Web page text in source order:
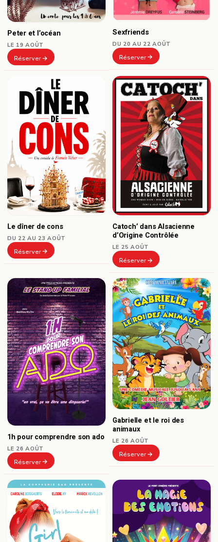
Peter et l’océan
LE 19 AOÛT
Réserver
Sexfriends
DU 20 AU 22 AOÛT
Réserver
Le dîner de cons
DU 22 AU 23 AOÛT
Réserver
Catoch’ dans Alsacienne
d’Origine Contrôlée
LE 25 AOÛT
Réserver
1h pour comprendre son ado
LE 26 AOÛT
Réserver
Gabrielle et le roi des
animaux
LE 26 AOÛT
Réserver